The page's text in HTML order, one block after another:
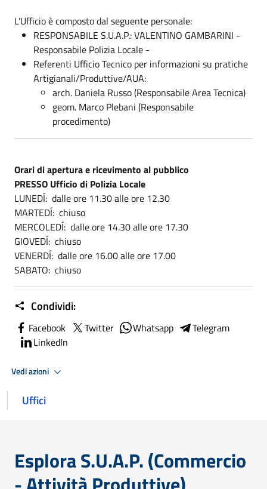
L'Ufficio è composto dal seguente personale:
RESPONSABILE S.U.A.P.: VALENTINO GAMBARINI -
Responsabile Polizia Locale -
Referenti Ufficio Tecnico per informazioni su pratiche
Artigianali/Produttive/AUA:
arch. Daniela Russo (Responsabile Area Tecnica)
geom. Marco Plebani (Responsabile
procedimento)
Orari di apertura e ricevimento al pubblico
PRESSO Ufficio di Polizia Locale
LUNEDÍ: dalle ore 11.30 alle ore 12.30
MARTEDÍ: chiuso
MERCOLEDÍ: dalle ore 14.30 alle ore 17.30
GIOVEDÍ: chiuso
VENERDÍ: dalle ore 16.00 alle ore 17.00
SABATO: chiuso
Condividi:
Facebook Twitter Whatsapp
Telegram
LinkedIn
Vedi azioni
Uffici
Esplora S.U.A.P. (Commercio